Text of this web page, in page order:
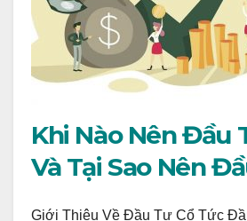
Khi Nào Nên Đầu
Và Tại Sao Nên
Giới Thiệu Về Đầu Tư Cổ Tức